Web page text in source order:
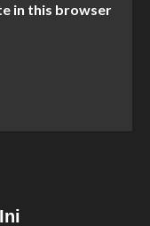
in this browser